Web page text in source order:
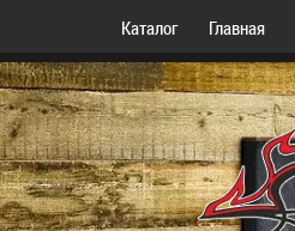
Каталог Главная